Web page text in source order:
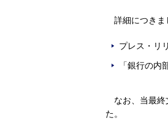
詳細につきま
プレス・リ
「銀行の内
なお、当最終
た。